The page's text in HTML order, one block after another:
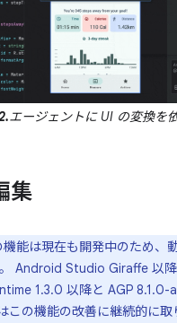
エージェントに UI の変換を
集
機能は現在も開発中のため、
。 Android Studio Giraffe 以
1.3.0 以降と AGP 8.1.0-
この機能の改善に継続的に取